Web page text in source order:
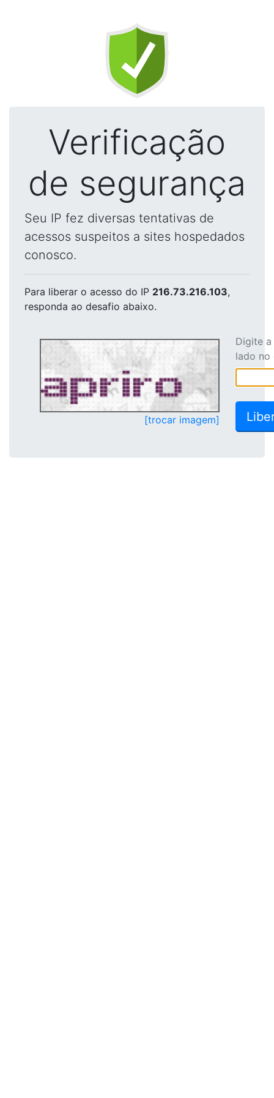
Verificação
de segurança
Seu IP fez diversas tentativas de
acessos suspeitos a sites hospedados
conosco.
Para liberar o acesso do IP 216.73.216.103,
responda ao desafio abaixo.
[trocar imagem]
Digite
lado no